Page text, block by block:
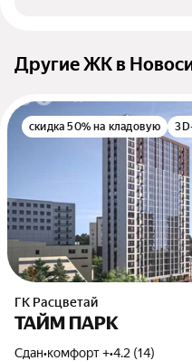
Другие ЖК в
скидка 50% на кладовую
ГК Расцветай
ТАЙМ ПАРК
Сдан•комфорт +•4.2 (14)